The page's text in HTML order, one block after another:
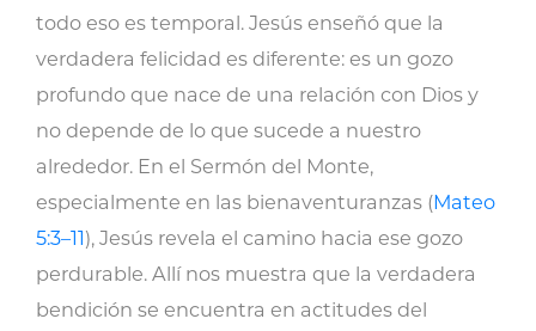
todo eso es temporal. Jesús enseñó que la
verdadera felicidad es diferente: es un gozo
profundo que nace de una relación con Dios y
no depende de lo que sucede a nuestro
alrededor. En el Sermón del Monte,
especialmente en las bienaventuranzas (Mateo
5:3–11), Jesús revela el camino hacia ese gozo
perdurable. Allí nos muestra que la verdadera
bendición se encuentra en actitudes del